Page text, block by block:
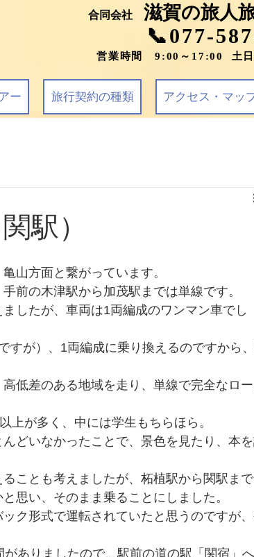
合同会社 滋賀の旅人
📞077-
営業時間 9:00～17:00 土日
ー 旅行契約の種類 アクセス・マッ
駅）
山方面と繋がっています。
前の木津駅から加茂駅までは単線です。
したが、車両は1両編成のワンマン車でし
すが）、1両編成に乗り換えるのですから
低差のある地域を走り、単線で完全なロ
上が多く、中には学生もちらほら。
どいなかったことで、景色を見たり、本
ことも考えましたが、柘植駅から関駅まで
思い、そのまま乗ることにしました。
ク形式で運転されていたと思うのですが
ありましたので、駅前の道の駅「関宿」へ